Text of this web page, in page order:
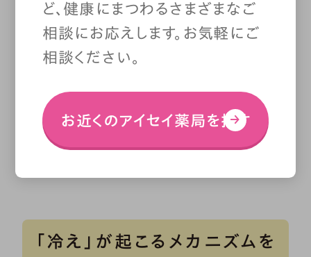
す。漢方が「症」の字を使うのは、
冷えを治療すべき対象だととらえ
ている証。「性」と「症」の違いに
は、こんな背景があったのです。
「冷え」が起こるメカニズムを
ど、健康にまつわるさまざまなご
相談にお応えします。お気軽にご
相談ください。
お近くのアイセイ薬局を探す